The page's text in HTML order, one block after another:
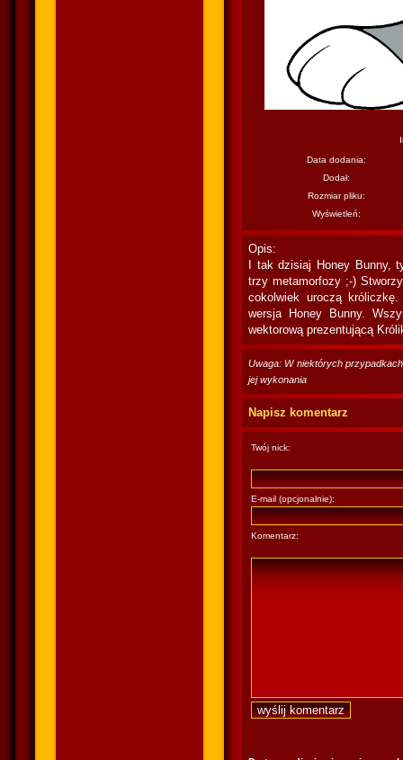
Data dodania:
Dodał:
Rozmiar pliku:
Wyświetleń:
Opis:
I tak dzisiaj Honey Bunny,
trzy metamorfozy ;-)
cokolwiek uroczą
wersja Honey Bunny.
wektorową prezentującą
Uwaga: W niektórych
jej wykonania
Napisz komentarz
Twój nick:
E-mail (opcjonalnie):
Komentarz: